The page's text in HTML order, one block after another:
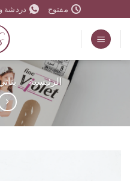
مفتوح دردشة
الرئيسية / بناتي /